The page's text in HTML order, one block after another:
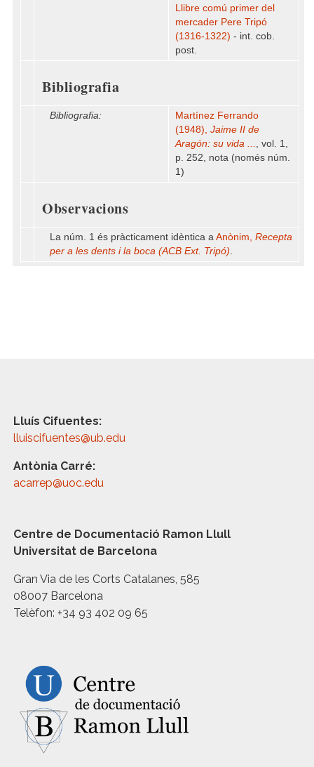
Llibre comú primer del
mercader Pere Tripó
(1316-1322) - int. cob.
post.
Bibliografia
Bibliografia:
Martínez Ferrando
(1948), Jaime II de
Aragón: su vida ... , vol. 1,
p. 252, nota (només núm.
1)
Observacions
La núm. 1 és pràcticament idèntica a Anònim, Recepta
per a les dents i la boca (ACB Ext. Tripó).
Lluís Cifuentes:
lluiscifuentes@ub.edu
Antònia Carré:
acarrep@uoc.edu
Centre de Documentació Ramon Llull
Universitat de Barcelona
Gran Via de les Corts Catalanes, 585
08007 Barcelona
Telèfon: +34 93 402 09 65